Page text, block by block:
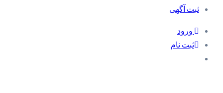
ثبت آگهی
ورود
ثبت نام